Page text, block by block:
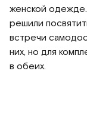
женской
решили
встречи
них, но для
в обеих.